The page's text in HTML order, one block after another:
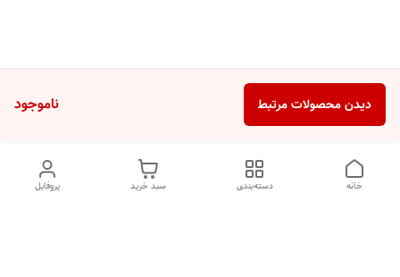
ناموجود دیدن محصولات مرتبط
پروفایل سبد خرید دسته‌بندی خانه